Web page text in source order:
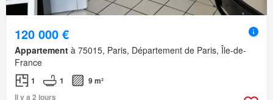
120 000 €
Appartement à 75015, Paris, Département de Paris, Île-de-
France
1 1
9 m²
Il y a 2 jours